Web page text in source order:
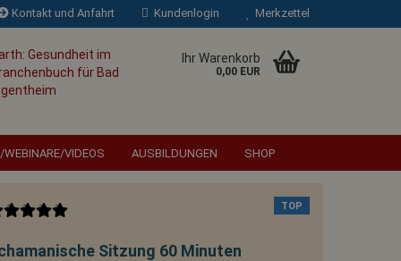
Kontakt und Anfahrt Kundenlogin Merkzettel
Ihr Warenkorb
0,00 EUR
WEBINARE/VIDEOS AUSBILDUNGEN SHOP
TOP
Sitzung 60 Minuten